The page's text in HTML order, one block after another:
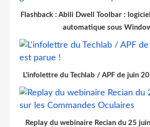
Flashback : Abili Dwell Toolbar :
automatique sous
L'infolettre du Techlab / APF de juin
Replay du webinaire Recian du 25